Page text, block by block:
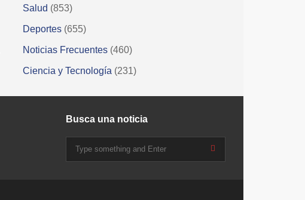
Salud (853)
Deportes (655)
Noticias Frecuentes (460)
Ciencia y Tecnología (231)
Busca una noticia